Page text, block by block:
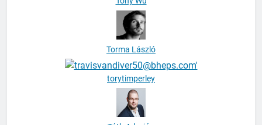
Torma László
Tóth Adorján